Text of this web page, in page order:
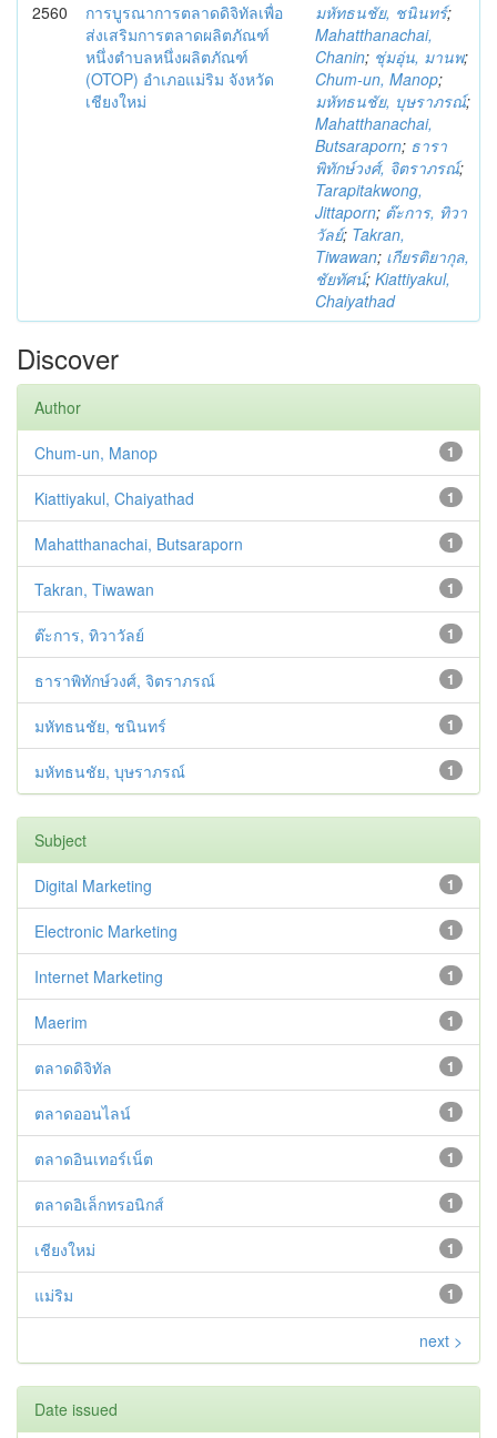
2560
การบูรณาการตลาดดิจิทัลเพื่อ
ส่งเสริมการตลาดผลิตภัณฑ์
หนึ่งตำบลหนึ่งผลิตภัณฑ์
(OTOP) อำเภอแม่ริม จังหวัด
เชียงใหม่
มหัทธนชัย, ชนินทร์;
Mahatthanachai,
Chanin; ชุ่มอุ่น, มานพ;
Chum-un, Manop;
มหัทธนชัย, บุษราภรณ์;
Mahatthanachai,
Butsaraporn; ธารา
พิทักษ์วงศ์, จิตราภรณ์;
Tarapitakwong,
Jittaporn; ต๊ะการ, ทิวา
วัลย์; Takran,
Tiwawan; เกียรติยากุล,
ชัยทัศน์; Kiattiyakul,
Chaiyathad
Discover
Author
1
Chum-un, Manop
1
Kiattiyakul, Chaiyathad
1
Mahatthanachai, Butsaraporn
1
Takran, Tiwawan
1
ต๊ะการ, ทิวาวัลย์
1
ธาราพิทักษ์วงศ์, จิตราภรณ์
1
มหัทธนชัย, ชนินทร์
1
มหัทธนชัย, บุษราภรณ์
Subject
1
Digital Marketing
1
Electronic Marketing
1
Internet Marketing
1
Maerim
1
ตลาดดิจิทัล
1
ตลาดออนไลน์
1
ตลาดอินเทอร์เน็ต
1
ตลาดอิเล็กทรอนิกส์
1
เชียงใหม่
1
แม่ริม
next >
Date issued